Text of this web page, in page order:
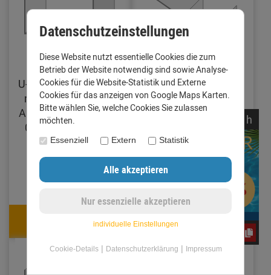
U-Profil Zuschnitt 200
mm Länge 1 Meter
Aluminium walzblank
0,8 mm (Standard)
10,92 €
mit Code: CxLyh2Ajne
Verbinder für
Dachrinne mit
Traufblech Zuschnitt
walzblank 0,8 mm
(Standard)
9,95 €
mit Code: CxLyh2Ajne
h
Datenschutzeinstellungen
Diese Website nutzt essentielle Cookies die zum
Betrieb der Website notwendig sind sowie Analyse-
Cookies für die Website-Statistik und Externe
Cookies für das anzeigen von Google Maps Karten.
Bitte wählen Sie, welche Cookies Sie zulassen
möchten.
Essenziell Extern Statistik
individuelle Einstellungen
Cookie-Details| Datenschutzerklärung | Impressum